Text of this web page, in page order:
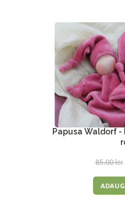
75.00lei
Papusa Waldorf
85.00lei